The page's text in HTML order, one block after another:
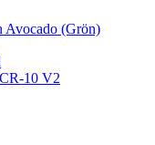
Avocado (Grön)
10 V2